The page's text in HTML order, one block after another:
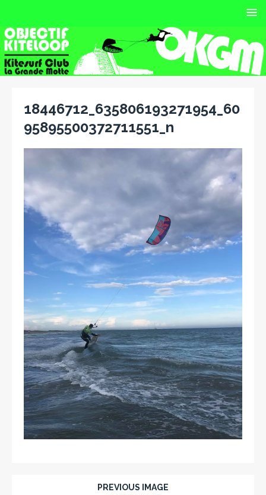
18446712_635806193271954_60
95895500372711551_n
PREVIOUS IMAGE